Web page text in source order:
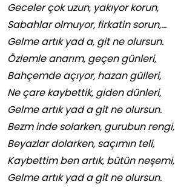
Geceler çok uzun, yakıyor korun,
Sabahlar olmuyor, firkatin sorun,…
Gelme artık yad a, git ne olursun.
Özlemle anarım, geçen günleri,
Bahçemde açıyor, hazan gülleri,
Ne çare kaybettik, giden dünleri,
Gelme artık yad a git ne olursun.
Bezm inde solarken, gurubun rengi,
Beyazlar dolarken, saçımın teli,
Kaybettim ben artık, bütün neşemi,
Gelme artık yad a git ne olursun.